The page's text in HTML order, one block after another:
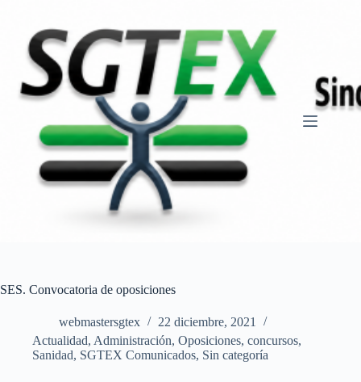
contenido
SES. Convocatoria de oposiciones
webmastersgtex
22 diciembre, 2021
Actualidad, Administración, Oposiciones, concursos,
Sanidad, SGTEX Comunicados, Sin categoría